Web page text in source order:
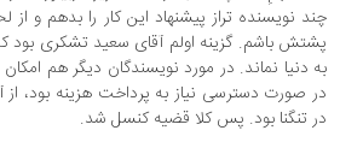
نویسنده تراز پیشنهاد این کار را بدهم و از لحاظ
باشم. گزینه اولم آقای سعید تشکری بود که
دنیا نماند. در مورد نویسندگان دیگر هم امکان
صورت دسترسی نیاز به پرداخت هزینه بود، از آنجا
تنگنا بود. پس کلا قضیه کنسل شد.